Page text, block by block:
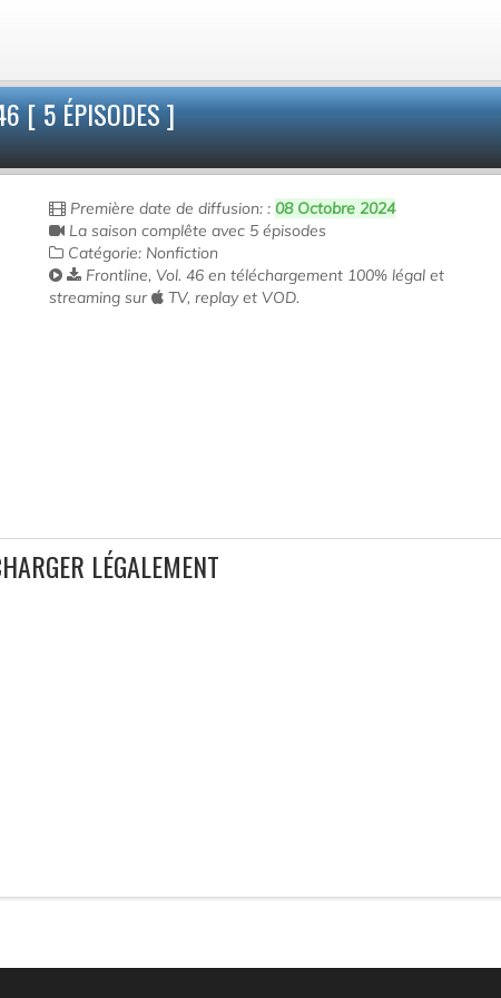
[ 5 ÉPISODES ]
Première date de diffusion: :08 Octobre 2024
La saison complête avec 5 épisodes
Catégorie: Nonfiction
Frontline, Vol. 46 en téléchargement 100% légal et
streaming sur
TV, replay et VOD.
LÉGALEMENT